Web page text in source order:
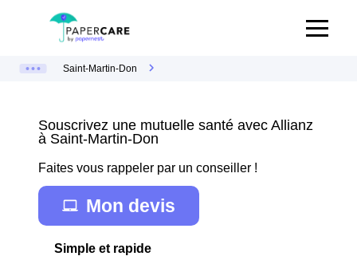
Saint-Martin-Don
Souscrivez une mutuelle santé avec Allianz
à Saint-Martin-Don
Faites vous rappeler par un conseiller !
Mon devis
Simple et rapide